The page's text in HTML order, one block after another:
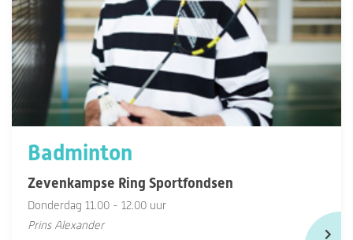
Badminton
Zevenkampse Ring Sportfondsen
Donderdag 11.00 - 12.00 uur
Prins Alexander